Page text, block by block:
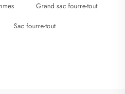
Grand sac fourre-tout
Sac fourre-tout